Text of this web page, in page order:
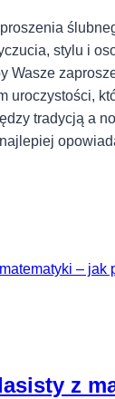
stylu i
Wasze
uroczystości,
tradycją a
z